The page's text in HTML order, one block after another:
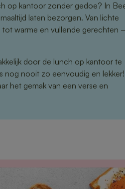
op kantoor zonder gedoe? In
laten bezorgen. Van lichte
tot warme en vullende gerechten
door de lunch op kantoor te
nog nooit zo eenvoudig en lekker!
het gemak van een verse en